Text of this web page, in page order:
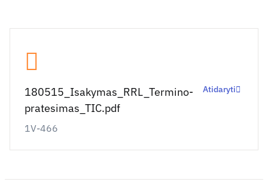
180515_Isakymas_RRL_Termino-
pratesimas_TIC.pdf
1V-466
Atidaryti